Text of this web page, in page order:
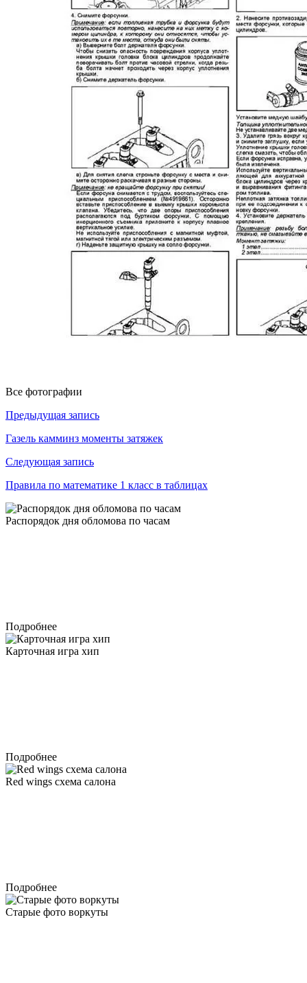
Все фотографии
Навигация
по
записям
Предыдущая запись
Газель камминз моменты затяжек
Следующая запись
Правила по математике 1 класс в таблицах
Распорядок дня обломова по часам
Подробнее
Карточная игра хип
Подробнее
Red wings схема салона
Подробнее
Старые фото воркуты